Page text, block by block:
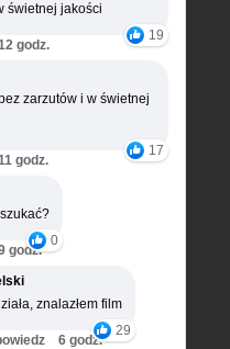
świetnej jakości
19
godz.
zarzutów i w świetnej
17
godz.
0
godz.
znalazłem film
29
6 godz.